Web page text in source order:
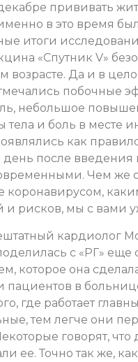
прививать
в это время
итоги
«Спутник V»
возрасте. Да и в
побочные
небольшое
тела и боль в месте
как
после введения
Чем же
коронавирусом,
и рисков, мы с вами
кардиолог
с «РГ» еще
которое она
пациентов в
где работает
тем легче они
говорят, что
ее. Точно так же,